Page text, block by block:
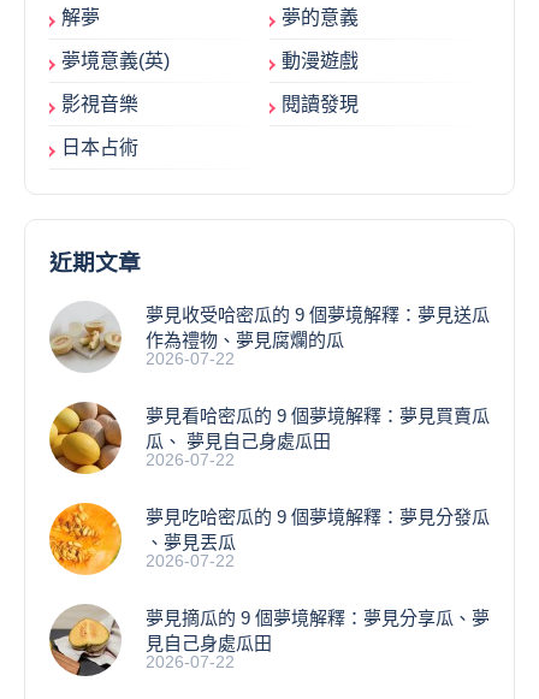
解夢 夢的意義
夢境意義(英) 動漫遊戲
影視音樂 閱讀發現
日本占術
近期文章
夢見收受哈密瓜的 9 個夢境解釋：夢見送瓜
作為禮物、夢見腐爛的瓜
2026-07-22
夢見看哈密瓜的 9 個夢境解釋：夢見買賣瓜
瓜、 夢見自己身處瓜田
2026-07-22
夢見吃哈密瓜的 9 個夢境解釋：夢見分發瓜
、夢見丟瓜
2026-07-22
夢見摘瓜的 9 個夢境解釋：夢見分享瓜、夢
見自己身處瓜田
2026-07-22